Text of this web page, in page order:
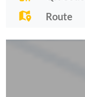
Route